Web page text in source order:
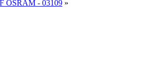
OSRAM - 03109 »